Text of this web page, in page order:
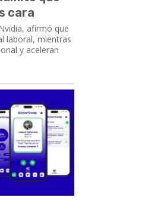
cara
afirmó que
laboral, mientras
y aceleran